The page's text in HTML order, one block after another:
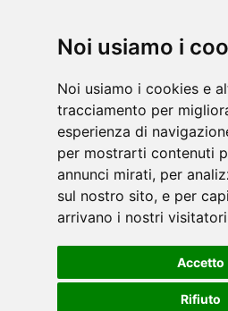
Noi usiamo i
Noi usiamo i cookies e
tracciamento per
esperienza di
per mostrarti contenuti
annunci mirati, per
sul nostro sito, e per
arrivano i nostri
Accetto
Rifiuto